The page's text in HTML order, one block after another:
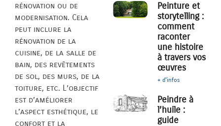
rénovation ou de
modernisation. Cela
peut inclure la
rénovation de la
cuisine, de la salle de
bain, des revêtements
de sol, des murs, de la
toiture, etc. L’objectif
est d’améliorer
l’aspect esthétique, le
confort et la
Peinture et
storytelling :
comment
raconter
une histoire
à travers vos
œuvres
+ d'infos
Peindre à
l’huile :
guide